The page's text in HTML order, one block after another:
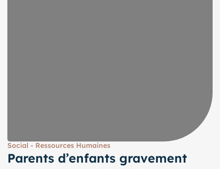
Social - Ressources Humaines
Parents d’enfants gravement